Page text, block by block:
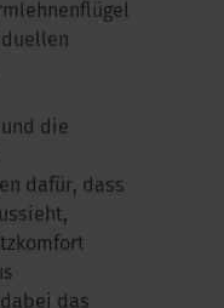
die
dafür, dass
das